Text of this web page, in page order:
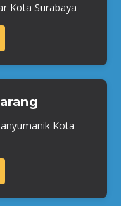
Kota Surabaya
Kota